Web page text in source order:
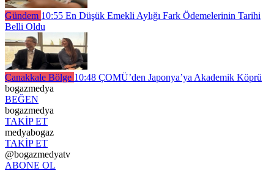
Gündem 10:55 En Düşük Emekli Aylığı Fark Ödemelerinin Tarihi
Belli Oldu
Çanakkale Bölge 10:48 ÇOMÜ’den Japonya’ya Akademik Köprü
bogazmedya
BEĞEN
bogazmedya
TAKİP ET
medyabogaz
TAKİP ET
@bogazmedyatv
ABONE OL